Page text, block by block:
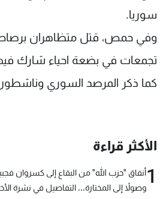
سوريا.
وفي حمص، قتل متظاهران
تجمعات في بضعة احياء شارك
كما ذكر المرصد السوري
الأكثر قراءة
1أنفاق "حزب الله" من البقاع إلى كسروان
وصولاً إلى المختارة... التفاصيل في نشرة